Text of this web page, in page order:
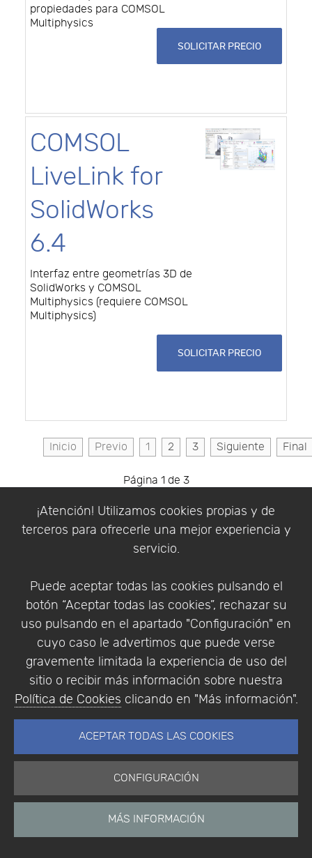
¡Atención! Utilizamos cookies propias y de
terceros para ofrecerle una mejor experiencia y
servicio.
Puede aceptar todas las cookies pulsando el
botón “Aceptar todas las cookies”, rechazar su
uso pulsando en el apartado "Configuración" en
cuyo caso le advertimos que puede verse
gravemente limitada la experiencia de uso del
sitio o recibir más información sobre nuestra
Política de Cookies clicando en "Más información".
ACEPTAR TODAS LAS COOKIES
CONFIGURACIÓN
MÁS INFORMACIÓN
propiedades para COMSOL
Multiphysics
SOLICITAR PRECIO
COMSOL
LiveLink for
SolidWorks
6.4
Interfaz entre geometrías 3D de
SolidWorks y COMSOL
Multiphysics (requiere COMSOL
Multiphysics)
SOLICITAR PRECIO
Inicio Previo 1 2 3 Siguiente Final
Página 1 de 3
Inicio
Noticias
Etiquetas
Cesta
Calendario
Eventos